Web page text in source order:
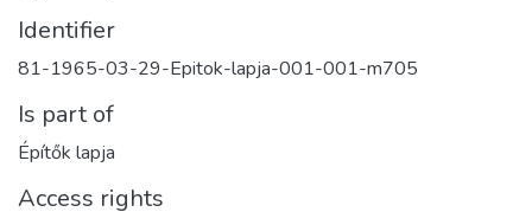
Identifier
81-1965-03-29-Epitok-lapja-001-001-m705
Is part of
Építők lapja
Access rights